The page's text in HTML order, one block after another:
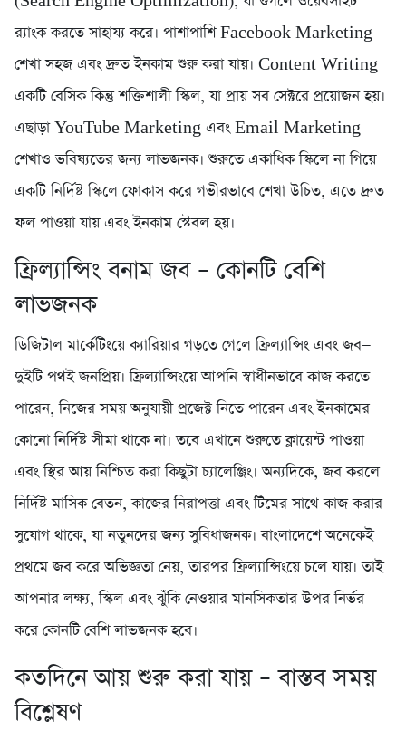
র‍্যাংক করতে সাহায্য করে। পাশাপাশি Facebook Marketing
শেখা সহজ এবং দ্রুত ইনকাম শুরু করা যায়। Content Writing
একটি বেসিক কিন্তু শক্তিশালী স্কিল, যা প্রায় সব সেক্টরে প্রয়োজন হয়।
এছাড়া YouTube Marketing এবং Email Marketing
শেখাও ভবিষ্যতের জন্য লাভজনক। শুরুতে একাধিক স্কিলে না গিয়ে
একটি নির্দিষ্ট স্কিলে ফোকাস করে গভীরভাবে শেখা উচিত, এতে দ্রুত
ফল পাওয়া যায় এবং ইনকাম স্টেবল হয়।
ফ্রিল্যান্সিং বনাম জব – কোনটি বেশি
লাভজনক
ডিজিটাল মার্কেটিংয়ে ক্যারিয়ার গড়তে গেলে ফ্রিল্যান্সিং এবং জব—
দুইটি পথই জনপ্রিয়। ফ্রিল্যান্সিংয়ে আপনি স্বাধীনভাবে কাজ করতে
পারেন, নিজের সময় অনুযায়ী প্রজেক্ট নিতে পারেন এবং ইনকামের
কোনো নির্দিষ্ট সীমা থাকে না। তবে এখানে শুরুতে ক্লায়েন্ট পাওয়া
এবং স্থির আয় নিশ্চিত করা কিছুটা চ্যালেঞ্জিং। অন্যদিকে, জব করলে
নির্দিষ্ট মাসিক বেতন, কাজের নিরাপত্তা এবং টিমের সাথে কাজ করার
সুযোগ থাকে, যা নতুনদের জন্য সুবিধাজনক। বাংলাদেশে অনেকেই
প্রথমে জব করে অভিজ্ঞতা নেয়, তারপর ফ্রিল্যান্সিংয়ে চলে যায়। তাই
আপনার লক্ষ্য, স্কিল এবং ঝুঁকি নেওয়ার মানসিকতার উপর নির্ভর
করে কোনটি বেশি লাভজনক হবে।
কতদিনে আয় শুরু করা যায় – বাস্তব সময়
বিশ্লেষণ